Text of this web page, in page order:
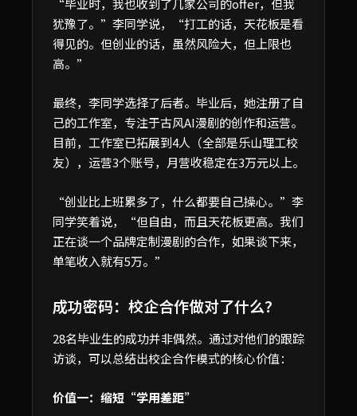
“毕业时，我也收到了几家公司的offer，但我
犹豫了。”李同学说，“打工的话，天花板是看
得见的。但创业的话，虽然风险大，但上限也
高。”
最终，李同学选择了后者。毕业后，她注册了自
己的工作室，专注于古风AI漫剧的创作和运营。
目前，工作室已拓展到4人（全部是乐山理工校
友），运营3个账号，月营收稳定在3万元以上。
“创业比上班累多了，什么都要自己操心。”李
同学笑着说，“但自由，而且天花板更高。我们
正在谈一个品牌定制漫剧的合作，如果谈下来，
单笔收入就有5万。”
成功密码：校企合作做对了什么？
28名毕业生的成功并非偶然。通过对他们的跟踪
访谈，可以总结出校企合作模式的核心价值：
价值一：缩短“学用差距”